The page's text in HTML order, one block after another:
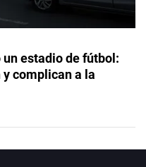
un estadio de fútbol:
complican a la